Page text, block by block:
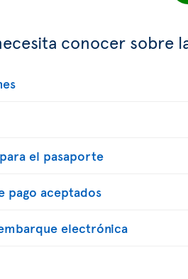
conocer sobre
el pasaporte
pago aceptados
electrónica